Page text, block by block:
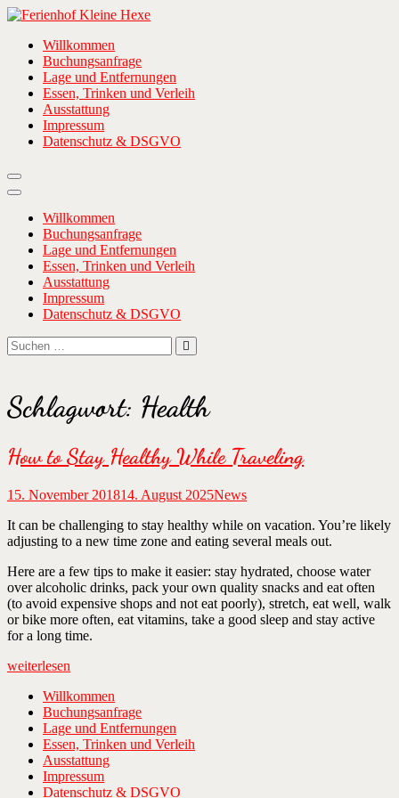
Zum
springen
Ferienhof Kleine Hexe
… wenn ihr Meer wollt!
Willkommen
Buchungsanfrage
Lage und Entfernungen
Essen, Trinken und Verleih
Ausstattung
Impressum
Datenschutz & DSGVO
Willkommen
Buchungsanfrage
Lage und Entfernungen
Essen, Trinken und Verleih
Ausstattung
Impressum
Datenschutz & DSGVO
Suchen
nach:
Schlagwort: Health
How to Stay Healthy While Traveling
15. November 201814. August 2025News
It can be challenging to stay healthy while on vacation. You’re likely
adjusting to a new time zone and eating several meals out.
Here are a few tips to make it easier: stay hydrated, choose water
over alcoholic drinks, pack your own quality snacks and eat often
(to avoid expensive shops and not eat poorly), stretch, eat well, walk
or bike more often, eat vitamins, take a good sleep and stay active
for a long time.
„How
Stay
Healthy
While
Traveling“
weiterlesen
Willkommen
Buchungsanfrage
Lage und Entfernungen
Essen, Trinken und Verleih
Ausstattung
Impressum
Datenschutz & DSGVO